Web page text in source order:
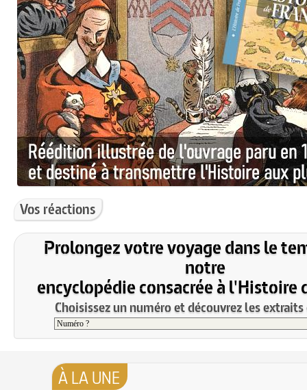
Vos réactions
Prolongez votre voyage dans le
notre
encyclopédie consacrée à l'Histoire
Choisissez un numéro et découvrez les
À LA UNE